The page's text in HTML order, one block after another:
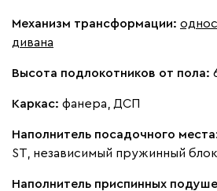
Механизм трансформации:
дивана
Высота подлокотников от пола:
Каркас: фанера, ДСП
Наполнитель посадочного
ST, независимый пружинный
Наполнитель приспинных